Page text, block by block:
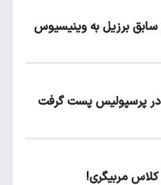
برزیل به وینیسیوس
پرسپولیس پست گرفت
مربیگری!